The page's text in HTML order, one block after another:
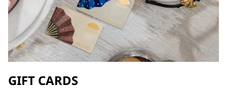
GIFT CARDS